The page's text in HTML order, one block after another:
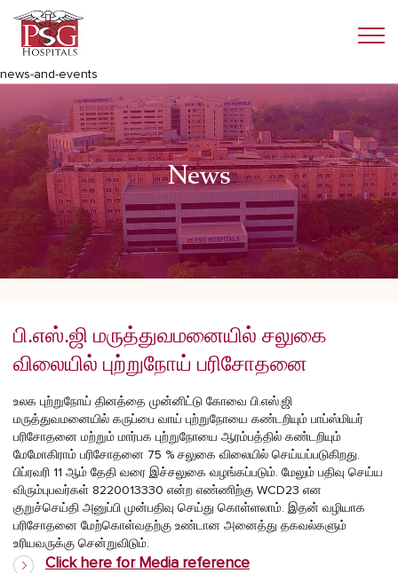
news-and-events
News
பி.எஸ்.ஜி மருத்துவமனையில் சலுகை
விலையில் புற்றுநோய் பரிசோதனை
உலக புற்றுநோய் தினத்தை முன்னிட்டு கோவை பி.எஸ்.ஜி
மருத்துவமனையில் கருப்பை வாய் புற்றுநோயை கண்டறியும் பாப்ஸ்மியர்
பரிசோதனை மற்றும் மார்பக புற்றுநோயை ஆரம்பத்தில் கண்டறியும்
மேமோகிராம் பரிசோதனை 75 % சலுகை விலையில் செய்யப்படுகிறது.
பிப்ரவரி 11 ஆம் தேதி வரை இச்சலுகை வழங்கப்படும். மேலும் பதிவு செய்ய
விரும்புபவர்கள் 8220013330 என்ற எண்ணிற்கு WCD23 என
குறுச்செய்தி அனுப்பி முன்பதிவு செய்து கொள்ளலாம். இதன் வழியாக
பரிசோதனை மேற்கொள்வதற்கு உண்டான அனைத்து தகவல்களும்
உரியவருக்கு சென்றுவிடும்.
Click here for Media reference